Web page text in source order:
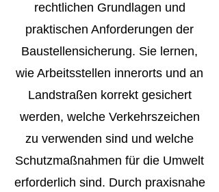
rechtlichen Grundlagen und
praktischen Anforderungen der
Baustellensicherung. Sie lernen,
wie Arbeitsstellen innerorts und an
Landstraßen korrekt gesichert
werden, welche Verkehrszeichen
zu verwenden sind und welche
Schutzmaßnahmen für die Umwelt
erforderlich sind. Durch praxisnahe